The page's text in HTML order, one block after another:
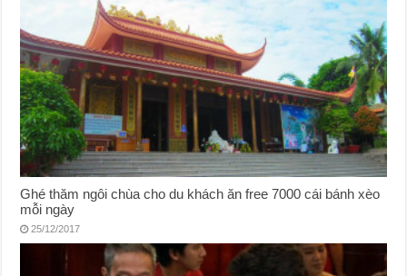
Ghé thăm ngôi chùa cho du khách ăn free 7000 cái bánh xèo
mỗi ngày
25/12/2017